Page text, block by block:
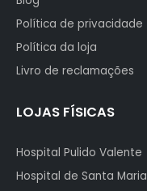
Política de privacidade
Política da loja
Livro de reclamações
LOJAS FÍSICAS
Hospital Pulido Valente
Hospital de Santa Maria